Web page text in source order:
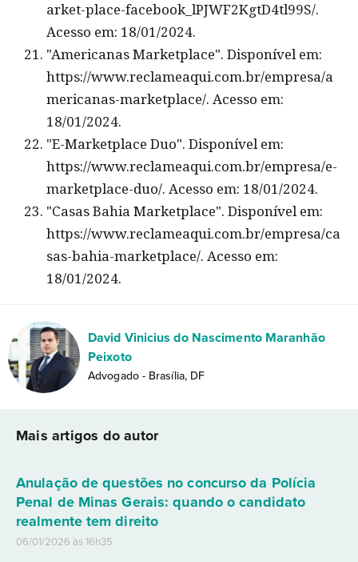
arket-place-facebook_lPJWF2KgtD4tl99S/.
Acesso em: 18/01/2024.
"Americanas Marketplace". Disponível em:
https://www.reclameaqui.com.br/empresa/a
mericanas-marketplace/. Acesso em:
18/01/2024.
"E-Marketplace Duo". Disponível em:
https://www.reclameaqui.com.br/empresa/e-
marketplace-duo/. Acesso em: 18/01/2024.
"Casas Bahia Marketplace". Disponível em:
https://www.reclameaqui.com.br/empresa/ca
sas-bahia-marketplace/. Acesso em:
18/01/2024.
David Vinicius do Nascimento Maranhão
Peixoto
Advogado - Brasília, DF
Mais artigos do autor
Anulação de questões no concurso da Polícia
Penal de Minas Gerais: quando o candidato
realmente tem direito
06/01/2026 às 16h35